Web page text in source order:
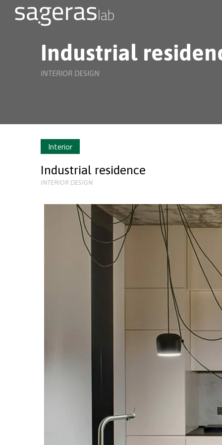
Industrial
INTERIOR DESIGN
Interior
Industrial residence
INTERIOR DESIGN